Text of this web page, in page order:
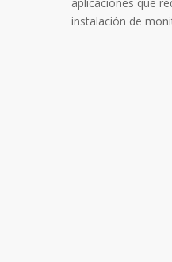
instalación de